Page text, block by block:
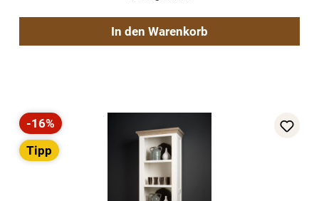
In den Warenkorb
Rabatt
-16%
Tipp